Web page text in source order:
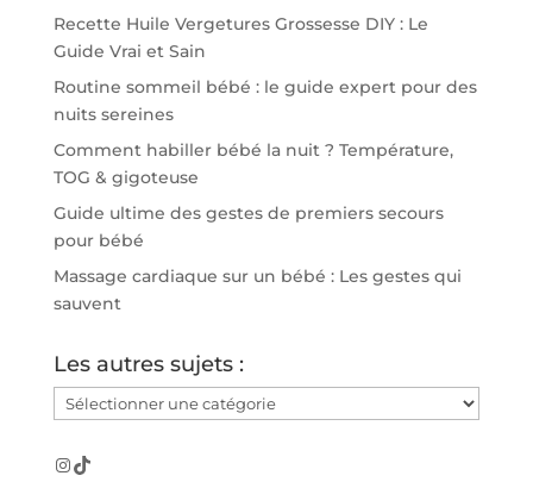
Recette Huile Vergetures Grossesse DIY : Le
Guide Vrai et Sain
Routine sommeil bébé : le guide expert pour des
nuits sereines
Comment habiller bébé la nuit ? Température,
TOG & gigoteuse
Guide ultime des gestes de premiers secours
pour bébé
Massage cardiaque sur un bébé : Les gestes qui
sauvent
Les autres sujets :
Les
autres
sujets
Instagram
TikTok